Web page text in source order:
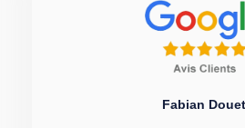
Fabian Douet